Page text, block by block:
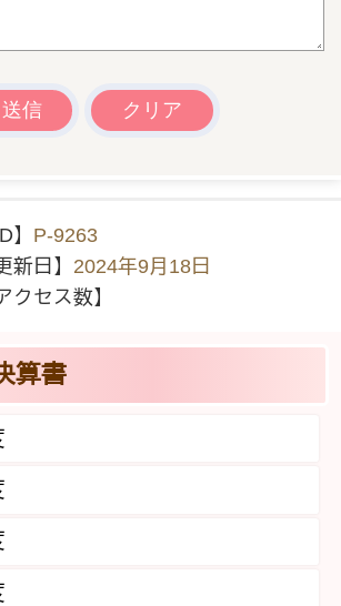
】 P-9263
新日】 2024年9月18日
クセス数】
算書